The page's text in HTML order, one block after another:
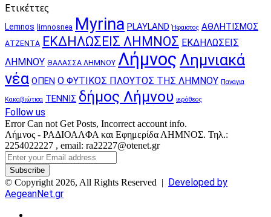
Ετικέττες
Lemnos limnosnea Myrina PLAYLAND Ήφαιστος ΑΘΛΗΤΙΣΜΟΣ
ΑΤΖΕΝΤΑ ΕΚΔΗΛΩΣΕΙΣ ΛΗΜΝΟΣ ΕΚΔΗΛΩΣΕΙΣ
ΛΗΜΝΟΥ ΘΑΛΑΣΣΑ ΛΗΜΝΟΥ Λήμνος Λημνιακά
νέα ΟΠΕΝ Ο ΦΥΤΙΚΟΣ ΠΛΟΥΤΟΣ ΤΗΣ ΛΗΜΝΟΥ Παναγια
Κακαβιώτισα ΤΕΝΝΙΣ δήμος Λήμνου ιερόθεος
Follow us
Error Can not Get Posts, Incorrect account info.
Λήμνος - ΡΑΔΙΟΑΛΦΑ και Εφημερίδα ΛΗΜΝΟΣ. Τηλ.:
2254022227 , email: ra22227@otenet.gr
Enter
your
Email
address
© Copyright 2026, All Rights Reserved | Developed by
AegeanNet.gr